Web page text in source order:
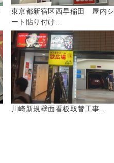
東京都新宿区西早稲田 屋内シ
ート貼り付け...
川崎新規壁面看板取替工事...